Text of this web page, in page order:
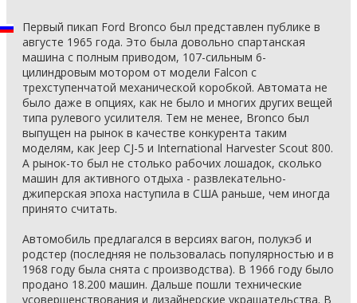
Первый пикап Ford Bronco был представлен публике в
августе 1965 года. Это была довольно спартанская
машина с полным приводом, 107-сильным 6-
цилиндровым мотором от модели Falcon с
трехступенчатой механической коробкой. Автомата не
было даже в опциях, как не было и многих других вещей
типа рулевого усилителя. Тем не менее, Bronco был
выпущен на рынок в качестве конкурента таким
моделям, как Jeep CJ-5 и International Harvester Scout 800.
А рынок-то был не столько рабочих лошадок, сколько
машин для активного отдыха - развлекательно-
джиперская эпоха наступила в США раньше, чем иногда
принято считать.
Автомобиль предлагался в версиях вагон, полукэб и
родстер (последняя не пользовалась популярностью и в
1968 году была снята с производства). В 1966 году было
продано 18.200 машин. Дальше пошли технические
усовершенствования и дизайнерские украшательства. В